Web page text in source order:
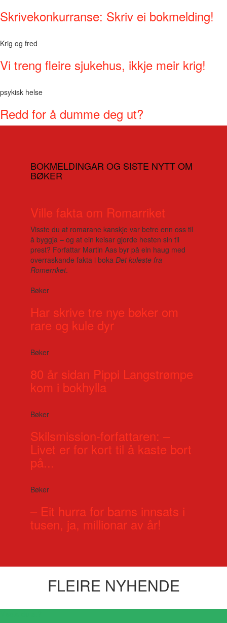
Skrivekonkurranse: Skriv ei bokmelding!
Krig og fred
Vi treng fleire sjukehus, ikkje meir krig!
psykisk helse
Redd for å dumme deg ut?
BOKMELDINGAR OG SISTE NYTT OM
BØKER
Ville fakta om Romarriket
Visste du at romarane kanskje var betre enn oss til
å byggja – og at ein keisar gjorde hesten sin til
prest? Forfattar Martin Aas byr på ein haug med
overraskande fakta i boka Det kuleste fra
Romerriket.
Bøker
Har skrive tre nye bøker om
rare og kule dyr
Bøker
80 år sidan Pippi Langstrømpe
kom i bokhylla
Bøker
Skilsmission-forfattaren: –
Livet er for kort til å kaste bort
på...
Bøker
– Eit hurra for barns innsats i
tusen, ja, millionar av år!
FLEIRE NYHENDE